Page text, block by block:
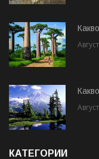
КАТЕГОРИИ